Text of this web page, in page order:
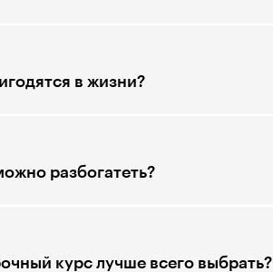
в жизни?
разбогатеть?
курс лучше всего выбрать?